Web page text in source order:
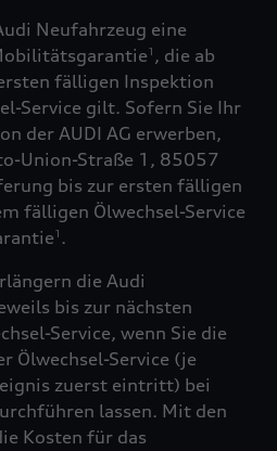
Neufahrzeug eine
1 , die ab
fälligen Inspektion
Service gilt. Sofern Sie Ihr
der AUDI AG erwerben,
Union-Straße 1, 85057
bis zur ersten fälligen
fälligen Ölwechsel-Service
1 .
die Audi
bis zur nächsten
Service, wenn Sie die
Ölwechsel-Service (je
zuerst eintritt) bei
lassen. Mit den
Kosten für das